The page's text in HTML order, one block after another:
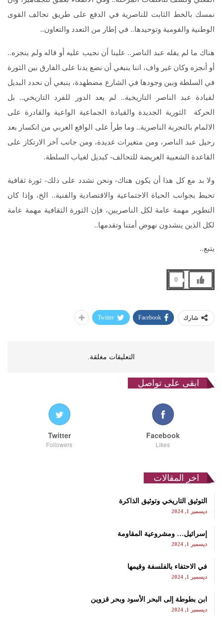
نمسك بالخط الثابت للناصرية في الدفع على طريق تحالف القوى
الوطنية والقومية وتوحيدها.. في إطار من التعدد والتعاون..
هناك ما لم يقله عبد الناصر.. علينا أن نجيب عليه أو قاله ولم ينجزه..
أو أنجزه وكان غير واف، اننا ينبغي أن نضع يدنا على الفارق بين الثورة
في السلطة وبين وجودها في الشارع مضطهدة، ينبغي أن نحدد البديل
لقيادة عبد الناصر التاريخية.. لم يعد الدور للفرد التاريخي.. بل
الحركة الثورية الجديدة والقيادة الجماعية الواعية والقادرة على
الالمام بالتجربة الناصرية.. وما طرأ على الواقع العربي من انكسار بعد
رحيل عبد الناصر، ومن متغيرات عديدة، ومن جانب آخر الارتكاز على
القاعدة الشعبية العريضة للتحالف- كبديل لغياب السلطة.
ولا بد مع كل هذا أن يكون هناك- ونحن نشدد على ذلك- ثورة ثقافية
تحيط بجوانب الحياة الاجتماعية والاقتصادية والفنية.. الخ، وإذا كان
التطوير مهمة عامة لكل الناصريين، فإن الثورة الثقافية مهمة عامة
لكل الذين ينشدون نهوض أمتنا وتقدمها..
يتبع..
0
شارك Facebook
Twitter
التعليقات مغلقة.
ابقى على تواصل
Facebook
Likes
Twitter
Followers
اخر المقالات
التوثيق التاريخي وتوثيق الذاكرة
ديسمبر 1, 2024
إسرائيل… ومشروعية المقاومة
ديسمبر 1, 2024
في الاحتفاء بالفلسفة وقيمها
ديسمبر 1, 2024
ابن بطوطة إلى البحر الأسود وبحر قزوين
ديسمبر 1, 2024